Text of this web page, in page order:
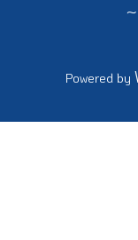
~
Powered by